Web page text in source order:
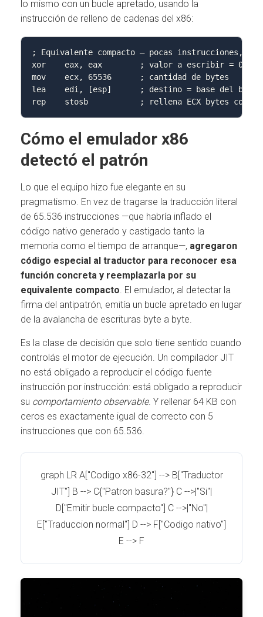
lo mismo con un bucle apretado, usando la
instrucción de relleno de cadenas del x86:
; Equivalente compacto — pocas instrucciones,
xor    eax, eax        ; valor a escribir = 0
mov    ecx, 65536      ; cantidad de bytes
lea    edi, [esp]      ; destino = base del
rep    stosb           ; rellena ECX bytes con AL
Cómo el emulador x86
detectó el patrón
Lo que el equipo hizo fue elegante en su
pragmatismo. En vez de tragarse la traducción literal
de 65.536 instrucciones —que habría inflado el
código nativo generado y castigado tanto la
memoria como el tiempo de arranque—, agregaron
código especial al traductor para reconocer esa
función concreta y reemplazarla por su
equivalente compacto. El emulador, al detectar la
firma del antipatrón, emitía un bucle apretado en lugar
de la avalancha de escrituras byte a byte.
Es la clase de decisión que solo tiene sentido cuando
controlás el motor de ejecución. Un compilador JIT
no está obligado a reproducir el código fuente
instrucción por instrucción: está obligado a reproducir
su comportamiento observable. Y rellenar 64 KB con
ceros es exactamente igual de correcto con 5
instrucciones que con 65.536.
graph LR A["Codigo x86-32"] --> B["Traductor
JIT"] B --> C{"Patron basura?"} C -->|"Si"|
D["Emitir bucle compacto"] C -->|"No"|
E["Traduccion normal"] D --> F["Codigo nativo"]
E --> F